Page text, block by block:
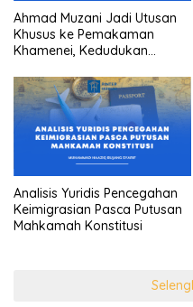
Ahmad Muzani Jadi Utusan
Khusus ke Pemakaman
Khamenei, Kedudukan
sebagai “the highest
diplomatic head””
Analisis Yuridis Pencegahan
Keimigrasian Pasca Putusan
Mahkamah Konstitusi